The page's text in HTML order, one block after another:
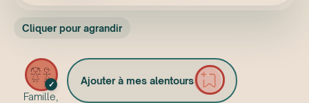
Cliquer pour agrandir
✓
Famille,
Ajouter à mes alentours